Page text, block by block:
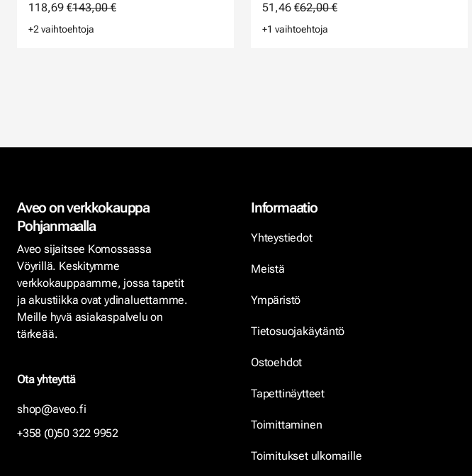
118,69 €143,00 €
+2 vaihtoehtoja
51,46 €62,00 €
+1 vaihtoehtoja
Aveo on verkkokauppa
Pohjanmaalla
Aveo sijaitsee Komossassa
Vöyrillä. Keskitymme
verkkokauppaamme, jossa tapetit
ja akustiikka ovat ydinaluettamme.
Meille hyvä asiakaspalvelu on
tärkeää.
Ota yhteyttä
shop@aveo.fi
+358 (0)50 322 9952
Informaatio
Yhteystiedot
Meistä
Ympäristö
Tietosuojakäytäntö
Ostoehdot
Tapettinäytteet
Toimittaminen
Toimitukset ulkomaille